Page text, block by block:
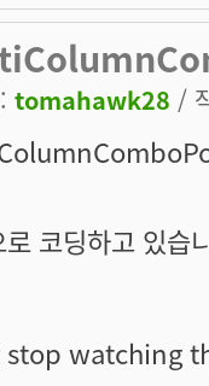
tomahawk28 /
로 코딩하고 있습
stop watching